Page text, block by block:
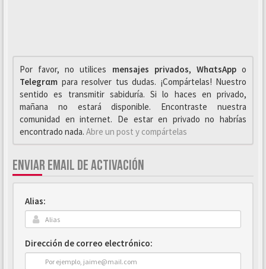
Por favor, no utilices mensajes privados, WhαtsAppo
Telegrαm para resolver tus dudas. ¡Compártelas! Nuestro
sentido es transmitir sabiduría. Si lo haces en privado,
mañana no estará disponible. Encontraste nuestra
comunidad en internet. De estar en privado no habrías
encontrado nada. Abre un post y compártelas
ENVIAR EMAIL DE ACTIVACIÓN
Alias:
Dirección de correo electrónico: